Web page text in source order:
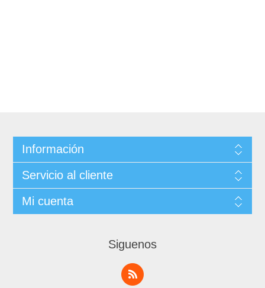
Información
Servicio al cliente
Mi cuenta
Siguenos